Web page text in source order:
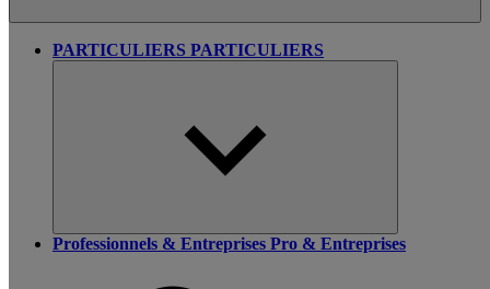
PARTICULIERS PARTICULIERS
Professionnels & Entreprises Pro & Entreprises